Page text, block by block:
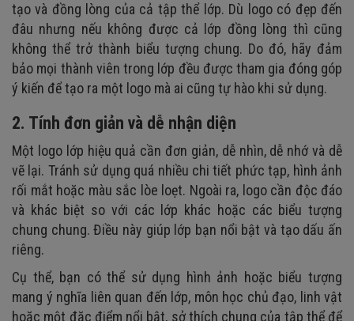
tạo và đồng lòng của cả tập thể lớp. Dù logo có đẹp đến
đâu nhưng nếu không được cả lớp đồng lòng thì cũng
không thể trở thành biểu tượng chung. Do đó, hãy đảm
bảo mọi thành viên trong lớp đều được tham gia đóng góp
ý kiến để tạo ra một logo mà ai cũng tự hào khi sử dụng.
2. Tính đơn giản và dễ nhận diện
Một logo lớp hiệu quả cần đơn giản, dễ nhìn, dễ nhớ và dễ
vẽ lại. Tránh sử dụng quá nhiều chi tiết phức tạp, hình ảnh
rối mắt hoặc màu sắc lòe loẹt. Ngoài ra, logo cần độc đáo
và khác biệt so với các lớp khác hoặc các biểu tượng
chung chung. Điều này giúp lớp bạn nổi bật và tạo dấu ấn
riêng.
Cụ thể, bạn có thể sử dụng hình ảnh hoặc biểu tượng
mang ý nghĩa liên quan đến lớp, môn học chủ đạo, linh vật
hoặc một đặc điểm nổi bật, sở thích chung của tập thể để